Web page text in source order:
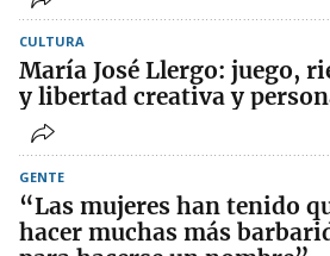
CULTURA
María José Llergo: juego,
y libertad creativa y
GENTE
“Las mujeres han tenido
hacer muchas más